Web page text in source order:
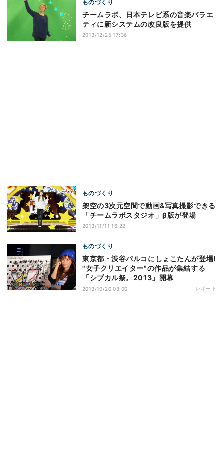
ものづくり
チームラボ、日本テレビ系の音楽バラエ
ティに新システムの改良版を提供
2013/12/25 17:36
ものづくり
架空の3次元空間で動画&写真撮影できる
「チームラボスタジオ」β版が登場
2013/11/11 16:22
ものづくり
東京都・渋谷パルコにしょこたんが登場!
"女子クリエイター"の作品が集結する
「シブカル祭。2013」開幕
2013/10/20 08:00 レポート